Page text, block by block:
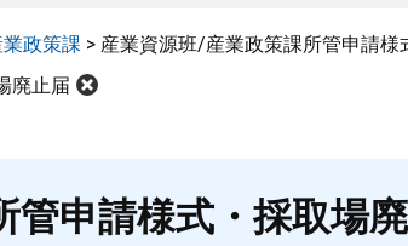
業政策課 > 産業資源班/産業政策課所管申請様
廃止届
管申請様式・採取場廃